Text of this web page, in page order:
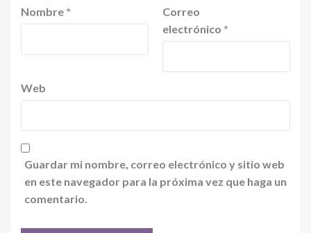
Nombre *
Correo
electrónico *
Web
Guardar mi nombre, correo electrónico y sitio web
en este navegador para la próxima vez que haga un
comentario.